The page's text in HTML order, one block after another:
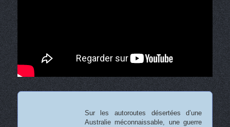
Sur les autoroutes désertées d’une
Australie méconnaissable, une guerre